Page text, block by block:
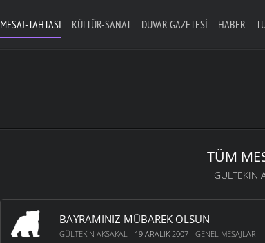
MESAJ-TAHTASI KÜLTÜR-SANAT DUVAR GAZETESI HABER
TÜM
GÜLTEKIN
BAYRAMINIZ MÜBAREK OLSUN
GÜLTEKIN AKSAKAL - 19 ARALIK 2007 -GENEL MESAJLAR